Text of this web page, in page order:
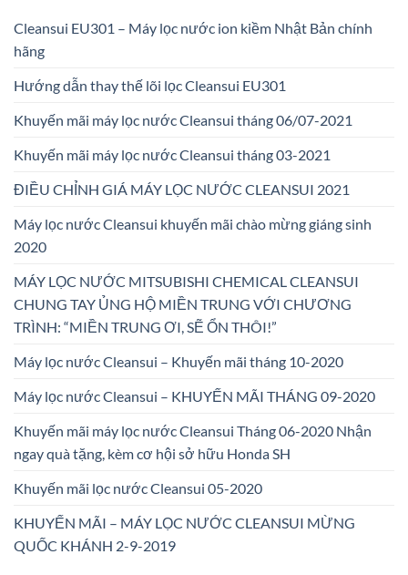
Cleansui EU301 – Máy lọc nước ion kiềm Nhật Bản chính
hãng
Hướng dẫn thay thế lõi lọc Cleansui EU301
Khuyến mãi máy lọc nước Cleansui tháng 06/07-2021
Khuyến mãi máy lọc nước Cleansui tháng 03-2021
ĐIỀU CHỈNH GIÁ MÁY LỌC NƯỚC CLEANSUI 2021
Máy lọc nước Cleansui khuyến mãi chào mừng giáng sinh
2020
MÁY LỌC NƯỚC MITSUBISHI CHEMICAL CLEANSUI
CHUNG TAY ỦNG HỘ MIỀN TRUNG VỚI CHƯƠNG
TRÌNH: “MIỀN TRUNG ƠI, SẼ ỔN THÔI!”
Máy lọc nước Cleansui – Khuyến mãi tháng 10-2020
Máy lọc nước Cleansui – KHUYẾN MÃI THÁNG 09-2020
Khuyến mãi máy lọc nước Cleansui Tháng 06-2020 Nhận
ngay quà tặng, kèm cơ hội sở hữu Honda SH
Khuyến mãi lọc nước Cleansui 05-2020
KHUYẾN MÃI – MÁY LỌC NƯỚC CLEANSUI MỪNG
QUỐC KHÁNH 2-9-2019